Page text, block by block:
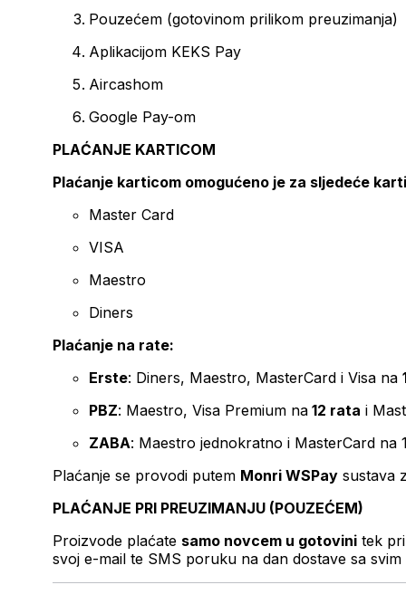
Pouzećem (gotovinom prilikom preuzimanja)
Aplikacijom KEKS Pay
Aircashom
Google Pay-om
PLAĆANJE KARTICOM
Plaćanje karticom omogućeno je za sljedeće
Master Card
VISA
Maestro
Diners
Plaćanje na rate:
Erste: Diners, Maestro, MasterCard i Visa na
PBZ: Maestro, Visa Premium na 12 rata i
ZABA: Maestro jednokratno i MasterCard na
Plaćanje se provodi putem Monri WSPay sustava
PLAĆANJE PRI PREUZIMANJU (POUZEĆEM)
Proizvode plaćate samo novcem u gotovini tek
svoj e-mail te SMS poruku na dan dostave sa svim